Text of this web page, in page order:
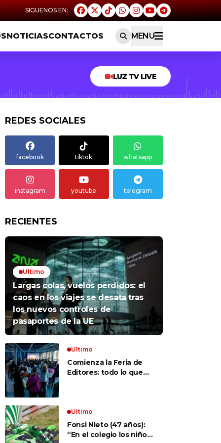
NOTICIASCONTACTOS MENU
LUZ TV LIVE
REDES SOCIALES
facebook tiktok whatsapp
instagram youtube telegram
RECIENTES
Ultimo
Largas colas, vuelos perdidos: el
caos en los viajes se desata tras
los nuevos controles de
pasaportes de la UE
Ultimo
Comienza la Feria de
Editores: todo lo que
Ultimo
Fonsi Nieto (47 años):
“En el colegio los niños